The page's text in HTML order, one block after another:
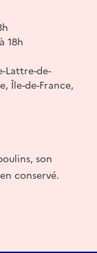
18h
Lattre-de-
Île-de-France,
son
conservé.